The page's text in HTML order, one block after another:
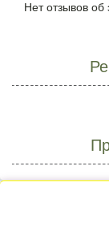
Нет отзывов об